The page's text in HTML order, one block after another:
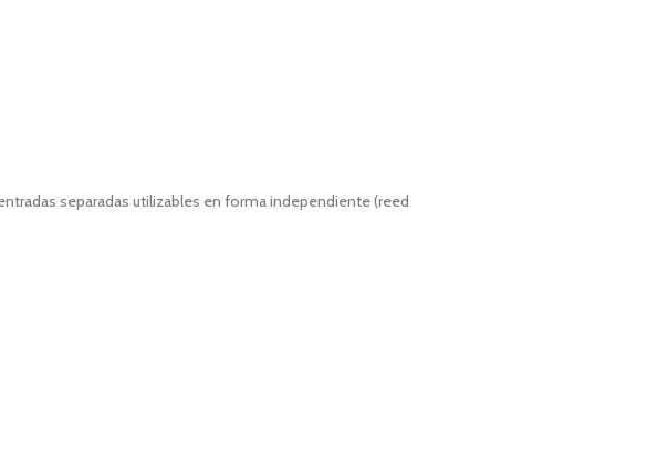
separadas utilizables en forma independiente (reed